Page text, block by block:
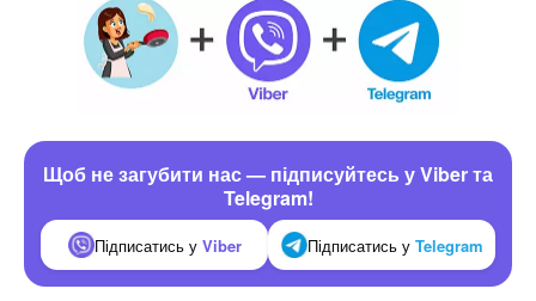
Щоб не загубити нас — підписуйтесь у Viber та
Telegram!
Підписатись у Viber Підписатись у Telegram